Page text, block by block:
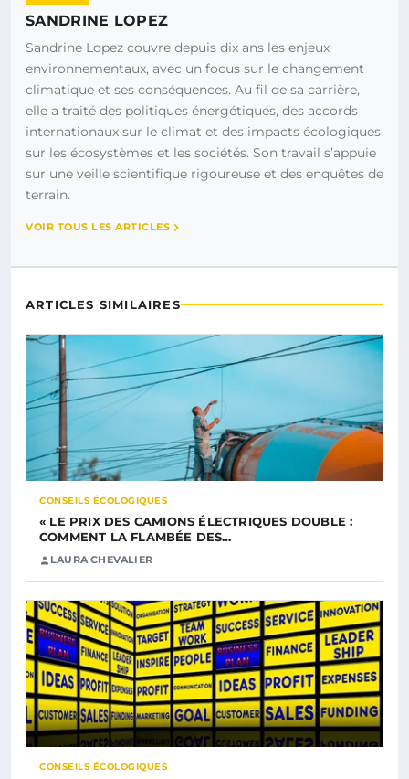
SANDRINE LOPEZ
Sandrine Lopez couvre depuis dix ans les enjeux
environnementaux, avec un focus sur le changement
climatique et ses conséquences. Au fil de sa carrière,
elle a traité des politiques énergétiques, des accords
internationaux sur le climat et des impacts écologiques
sur les écosystèmes et les sociétés. Son travail s’appuie
sur une veille scientifique rigoureuse et des enquêtes de
terrain.
VOIR TOUS LES ARTICLES
ARTICLES SIMILAIRES
CONSEILS ÉCOLOGIQUES
« LE PRIX DES CAMIONS ÉLECTRIQUES DOUBLE :
COMMENT LA FLAMBÉE DES…
LAURA CHEVALIER
CONSEILS ÉCOLOGIQUES